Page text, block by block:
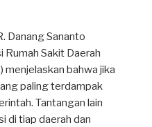
Danang Sananto
Rumah Sakit Daerah
menjelaskan bahwa jika
paling terdampak
Tantangan lain
di tiap daerah dan